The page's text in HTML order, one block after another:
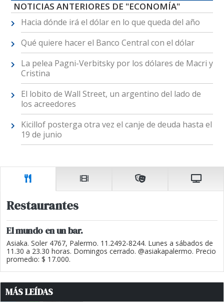
NOTICIAS ANTERIORES DE "ECONOMÍA"
Hacia dónde irá el dólar en lo que queda del año
Qué quiere hacer el Banco Central con el dólar
La pelea Pagni-Verbitsky por los dólares de Macri y
Cristina
El lobito de Wall Street, un argentino del lado de
los acreedores
Kicillof posterga otra vez el canje de deuda hasta el
19 de junio
Restaurantes
El mundo en un bar.
Asiaka. Soler 4767, Palermo. 11.2492-8244. Lunes a sábados de
11.30 a 23.30 horas. Domingos cerrado. @asiakapalermo. Precio
promedio: $ 17.000.
MÁS LEÍDAS